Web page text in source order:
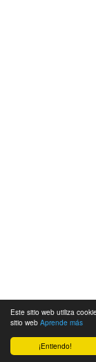
¡Entiendo!
Este sitio web utiliza
sitio web Aprende más